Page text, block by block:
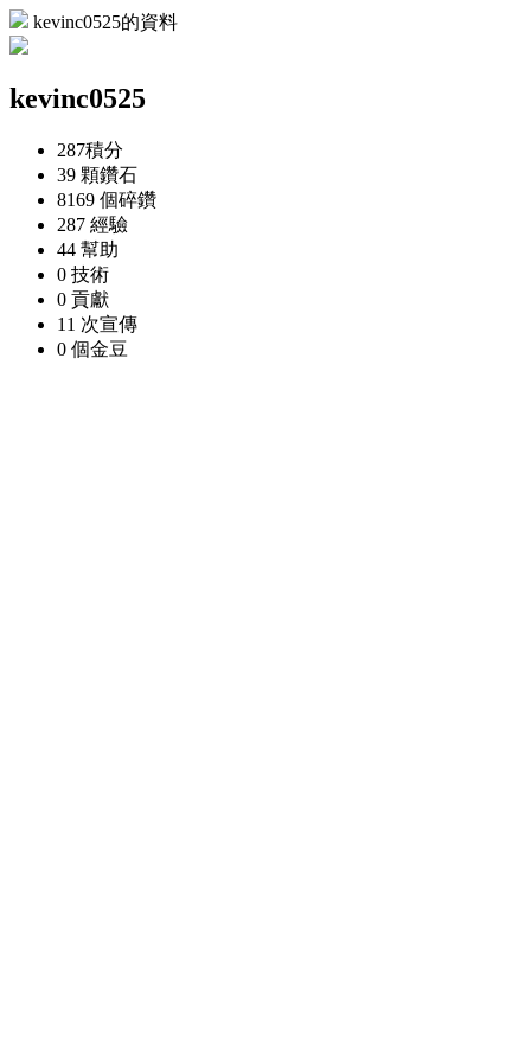
kevinc0525的資料
kevinc0525
287積分
39 顆鑽石
8169 個碎鑽
287 經驗
44 幫助
0 技術
0 貢獻
11 次宣傳
0 個金豆